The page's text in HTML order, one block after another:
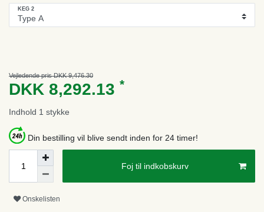
KEG 2
Vejledende pris DKK 9,476.30
DKK 8,292.13 *
Indhold 1 stykke
Din bestilling vil blive sendt inden for 24 timer!
Foj til indkobskurv
Onskelisten